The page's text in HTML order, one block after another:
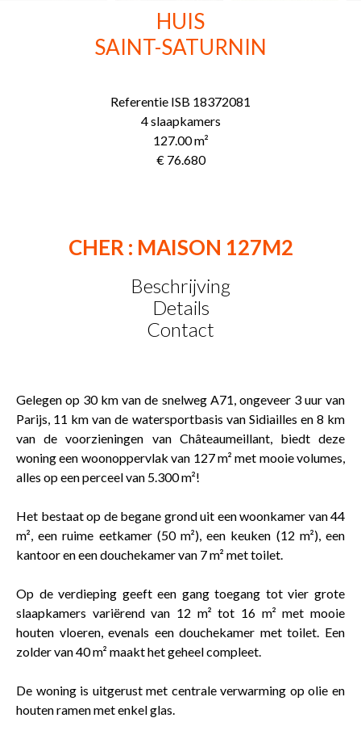
HUIS
SAINT-SATURNIN
Referentie ISB 18372081
4 slaapkamers
127.00m²
€ 76.680
CHER : MAISON 127M2
Beschrijving
Details
Contact
Gelegen op 30 km van de snelweg A71, ongeveer 3 uur van
Parijs, 11 km van de watersportbasis van Sidiailles en 8 km
van de voorzieningen van Châteaumeillant, biedt deze
woning een woonoppervlak van 127 m² met mooie volumes,
alles op een perceel van 5.300 m²!
Het bestaat op de begane grond uit een woonkamer van 44
m², een ruime eetkamer (50 m²), een keuken (12 m²), een
kantoor en een douchekamer van 7 m² met toilet.
Op de verdieping geeft een gang toegang tot vier grote
slaapkamers variërend van 12 m² tot 16 m² met mooie
houten vloeren, evenals een douchekamer met toilet. Een
zolder van 40 m² maakt het geheel compleet.
De woning is uitgerust met centrale verwarming op olie en
houten ramen met enkel glas.